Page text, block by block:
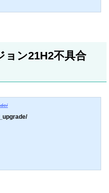
ョン21H2不具合